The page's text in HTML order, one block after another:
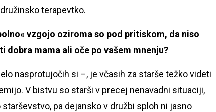
terapevtko.
vzgojo oziroma so pod pritiskom, da niso
mama ali oče po vašem mnenju?
nasprotujočih si –, je včasih za starše težko videti
V bistvu so starši v precej nenavadni situaciji,
pa dejansko v družbi sploh ni jasno